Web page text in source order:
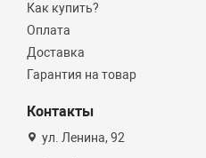
Как купить?
Оплата
Доставка
Гарантия на товар
Контакты
ул. Ленина, 92